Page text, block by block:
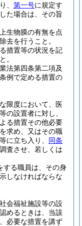
、 第一号に規定す
た場合は、その旨
生物膜の有無を点
去を行うこと。
措置等の状況を記
。
法第四条第二項及
例で定める措置の
限度において、医
の設置者に対し、
る措置その他必要
求め、又はその職
に立ち入り、 同条
査させ、若しくは
する職員は、その身
しなければならな
会福祉施設等の設
めるときは、当該
必要な措置を講ず